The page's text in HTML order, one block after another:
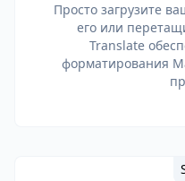
Просто загрузите
его или
Translate
форматирования